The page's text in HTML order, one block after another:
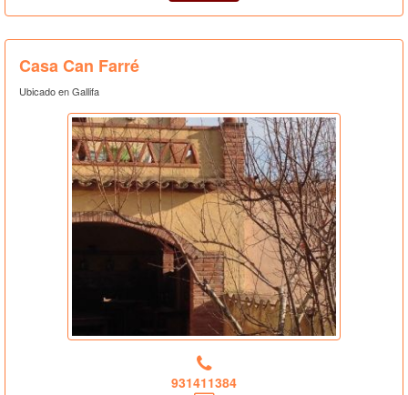
Casa Can Farré
Ubicado en Gallifa
931411384